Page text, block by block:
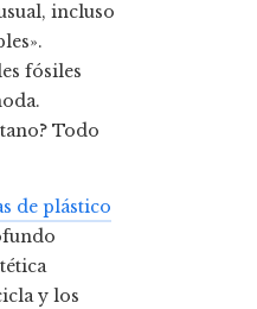
incluso
fósiles
Todo
de plástico
y los